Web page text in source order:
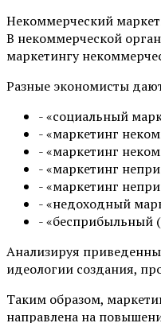
Некоммерческий
В некоммерческой
маркетингу
Разные экономисты
- «социальный
- «маркетинг
- «маркетинг
- «маркетинг
- «маркетинг
- «недоходный
- «бесприбыльный
Анализируя
идеологии создания,
Таким образом,
направлена на